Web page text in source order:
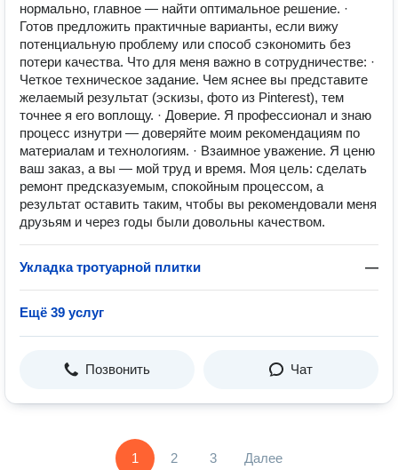
нормально, главное — найти оптимальное решение. ·
Готов предложить практичные варианты, если вижу
потенциальную проблему или способ сэкономить без
потери качества. Что для меня важно в сотрудничестве: ·
Четкое техническое задание. Чем яснее вы представите
желаемый результат (эскизы, фото из Pinterest), тем
точнее я его воплощу. · Доверие. Я профессионал и знаю
процесс изнутри — доверяйте моим рекомендациям по
материалам и технологиям. · Взаимное уважение. Я ценю
ваш заказ, а вы — мой труд и время. Моя цель: сделать
ремонт предсказуемым, спокойным процессом, а
результат оставить таким, чтобы вы рекомендовали меня
друзьям и через годы были довольны качеством.
Укладка тротуарной плитки —
Ещё 39 услуг
Позвонить Чат
1 2 3 Далее